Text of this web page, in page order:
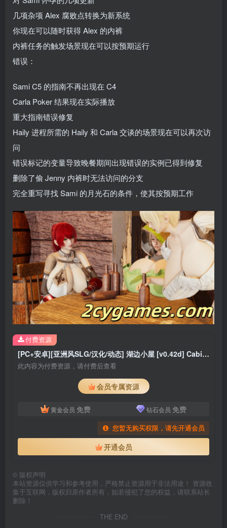
几项杂项 Alex 腐败点转换为新系统
你现在可以随时获得 Alex 的内裤
内裤任务的触发场景现在可以按预期运行
错误：
Sami C5 的指南不再出现在 C4
Carla Poker 结果现在实际播放
重大指南错误修复
Haily 进程所需的 Haily 和 Carla 交谈的场景现在可以再次访
问
错误标记的变量导致晚餐期间出现错误的实例已得到修复
删除了偷 Jenny 内裤时无法访问的分支
完全重写寻找 Sami 的月光石的条件，使其按预期工作
[PC+安卓][亚洲风SLG/汉化/动态] 湖边小屋 [v0.42d] Cabin by the Lake [2.7G]
此内容为付费资源，请付费后查看
会员专属资源
黄金会员 免费 钻石会员 免费
您暂无购买权限，请先开通会员
开通会员
付费资源
© 版权声明
本站资源仅供学习和参考使用，严格禁止资源用于非法用途！ 资源收
集于互联网，版权归原作者所有，如若侵犯了您的权益，请联系站长
删除！
THE END